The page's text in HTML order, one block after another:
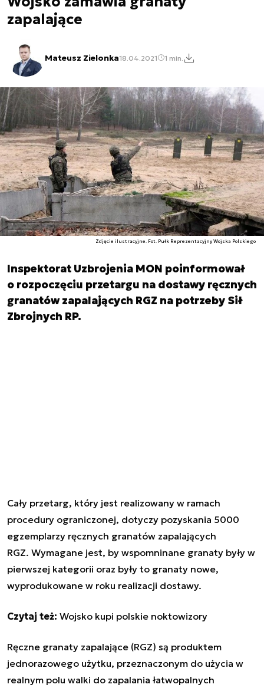
zapalające
Mateusz Zielonka18.04.2021 1 min.
Zdjęcie ilustracyjne. Fot. Pułk Reprezentacyjny Wojska Polskiego
Inspektorat Uzbrojenia MON poinformował
o rozpoczęciu przetargu na dostawy ręcznych
granatów zapalających RGZ na potrzeby Sił
Zbrojnych RP.
Cały przetarg, który jest realizowany w ramach
procedury ograniczonej, dotyczy pozyskania 5000
egzemplarzy ręcznych granatów zapalających
RGZ. Wymagane jest, by wspomninane granaty były w
pierwszej kategorii oraz były to granaty nowe,
wyprodukowane w roku realizacji dostawy.
Czytaj też: Wojsko kupi polskie noktowizory
Ręczne granaty zapalające (RGZ) są produktem
jednorazowego użytku, przeznaczonym do użycia w
realnym polu walki do zapalania łatwopalnych